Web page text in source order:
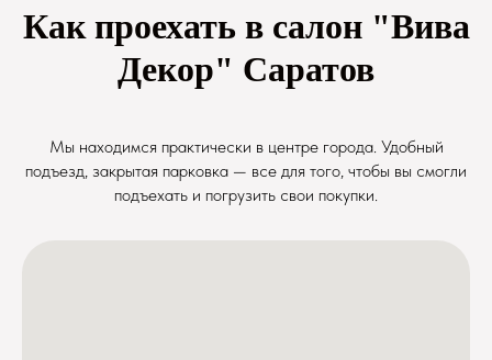
Как проехать в салон "Вива
Декор" Саратов
Мы находимся практически в центре города. Удобный
подъезд, закрытая парковка — все для того, чтобы вы смогли
подъехать и погрузить свои покупки.